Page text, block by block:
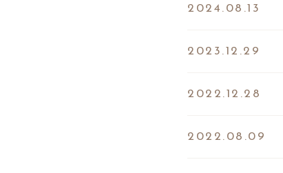
2024.08.13
2023.12.29
2022.12.28
2022.08.09